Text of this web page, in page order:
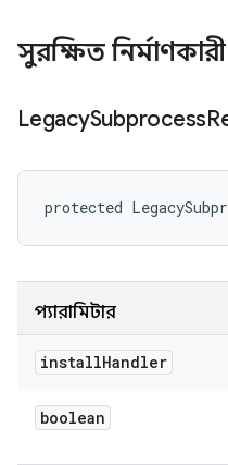
সুরক্ষিত নির্মাণকারী
LegacySubprocess
protected
প্যারামিটার
installHandler
boolean